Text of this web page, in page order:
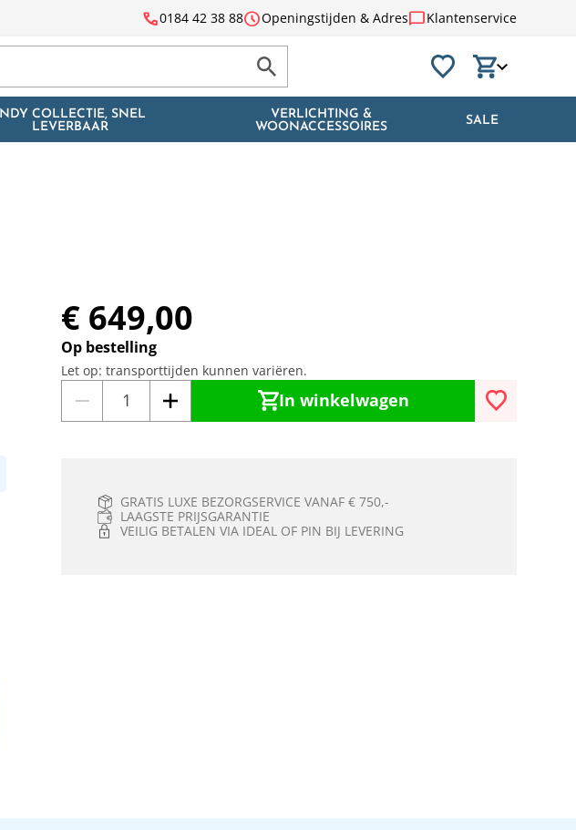
call0184 42 38 88scheduleOpeningstijden & Adreschat_bubbleKlantenservice
INDY COLLECTIE, SNEL
LEVERBAAR
VERLICHTING &
WOONACCESSOIRES
SALE
€ 649,00
Op bestelling
Let op: transporttijden kunnen variëren.
In winkelwagen
GRATIS LUXE BEZORGSERVICE VANAF € 750,-
LAAGSTE PRIJSGARANTIE
VEILIG BETALEN VIA IDEAL OF PIN BIJ LEVERING